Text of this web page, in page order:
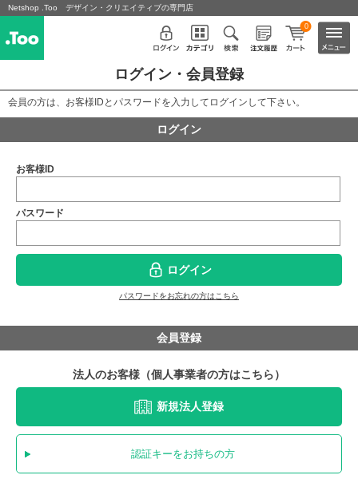
Netshop .Too デザイン・クリエイティブの専門店
0
ログイン・会員登録
会員の方は、お客様IDとパスワードを入力してログインして下さい。
ログイン
お客様ID
パスワード
ログイン
パスワードをお忘れの方はこちら
会員登録
法人のお客様（個人事業者の方はこちら）
新規法人登録
認証キーをお持ちの方